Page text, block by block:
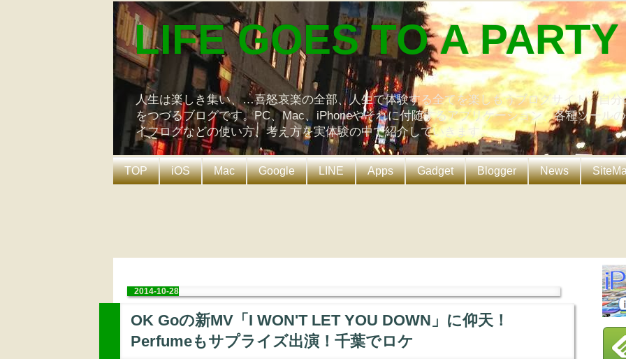
LIFE GOES TO A PARTY
人生は楽しき集い、…喜怒哀楽の全部、人生で体験する全てを楽しもうブログサイト。自
をつづるブログです。PC、Mac、iPhoneやそれに付随するアプリケーション、各種ツール
イフログなどの使い方、考え方を実体験の中で紹介していきます。
TOP iOS Mac Google LINE Apps Gadget Blogger News
2014-10-28
OK Goの新MV「I WON'T LET YOU DOWN」に仰天！
Perfumeもサプライズ出演！千葉でロケ